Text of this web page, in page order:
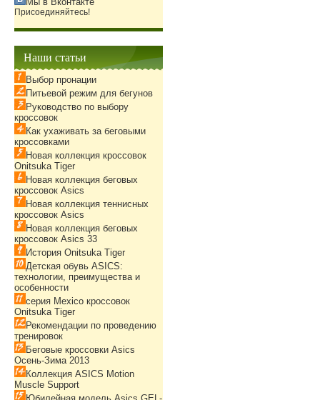
Присоединяйтесь!
Наши статьи
Выбор пронации
Питьевой режим для бегунов
Руководство по выбору
кроссовок
Как ухаживать за беговыми
кроссовками
Новая коллекция кроссовок
Onitsuka Tiger
Новая коллекция беговых
кроссовок Asics
Новая коллекция теннисных
кроссовок Asics
Новая коллекция беговых
кроссовок Asics 33
История Onitsuka Tiger
Детская обувь ASICS:
технологии, преимущества и
особенности
серия Mexico кроссовок
Onitsuka Tiger
Рекомендации по проведению
тренировок
Беговые кроссовки Asics
Осень-Зима 2013
Коллекция ASICS Motion
Muscle Support